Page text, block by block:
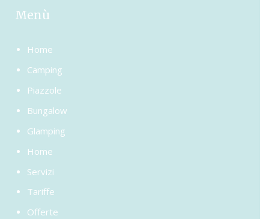
Menù
Home
Camping
Piazzole
Bungalow
Glamping
Home
Servizi
Tariffe
Offerte